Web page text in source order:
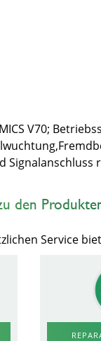
V70;
Signalanschluss
den
Service